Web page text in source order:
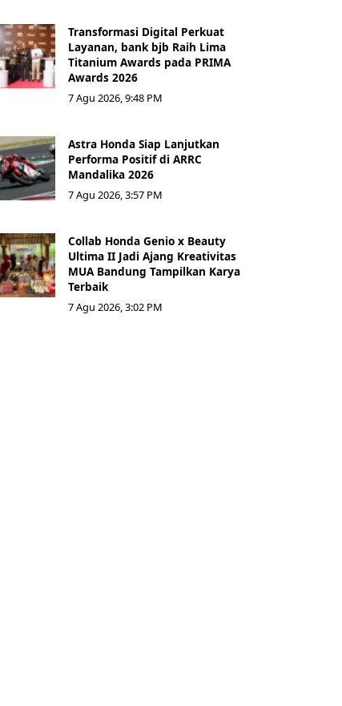
Transformasi Digital Perkuat
Layanan, bank bjb Raih Lima
Titanium Awards pada PRIMA
Awards 2026
7 Agu 2026, 9:48 PM
Astra Honda Siap Lanjutkan
Performa Positif di ARRC
Mandalika 2026
7 Agu 2026, 3:57 PM
Collab Honda Genio x Beauty
Ultima II Jadi Ajang Kreativitas
MUA Bandung Tampilkan Karya
Terbaik
7 Agu 2026, 3:02 PM